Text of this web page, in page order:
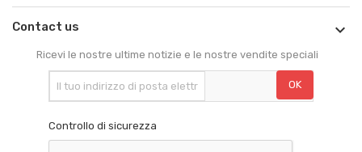
Contact us 
Ricevi le nostre ultime notizie e le nostre vendite speciali
Controllo di sicurezza